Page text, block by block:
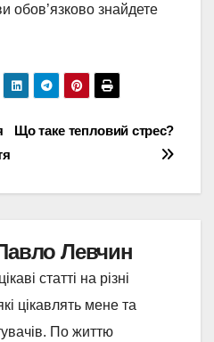
обов’язково знайдете
Що таке тепловий стрес?
Левчин
статті на різні
цікавлять мене та
По життю